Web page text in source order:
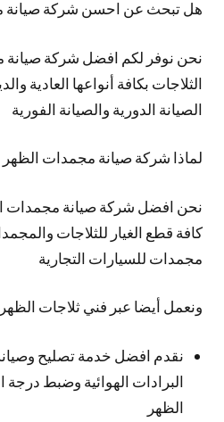
هل تبحث عن احسن شركة صيانة
نحن نوفر لكم افضل شركة
الثلاجات بكافة أنواعها العادية
الصيانة الدورية والصيانة الفورية
لماذا شركة صيانة مجمدات
نحن افضل شركة صيانة مجمدات
كافة قطع الغيار للثلاجات
مجمدات للسيارات التجارية
ونعمل أيضا عبر فني ثلاجات
نقدم افضل خدمة تصليح
البرادات الهوائية وضبط درجة
الظهر